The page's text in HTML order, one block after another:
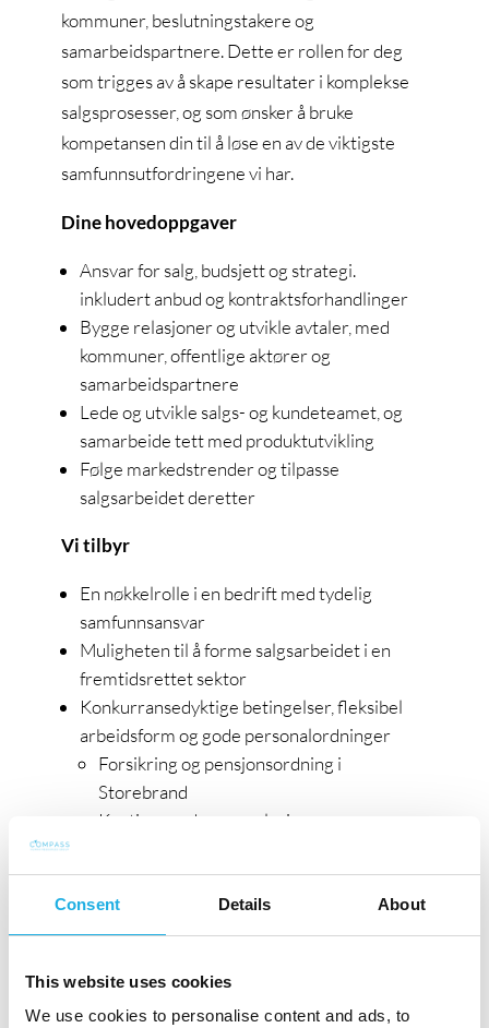
Consent Details About
This website uses cookies
We use cookies to personalise content and ads, to
kommuner, beslutningstakere og
samarbeidspartnere. Dette er rollen for deg
som trigges av å skape resultater i komplekse
salgsprosesser, og som ønsker å bruke
kompetansen din til å løse en av de viktigste
samfunnsutfordringene vi har.
Dine hovedoppgaver
Ansvar for salg, budsjett og strategi.
inkludert anbud og kontraktsforhandlinger
Bygge relasjoner og utvikle avtaler, med
kommuner, offentlige aktører og
samarbeidspartnere
Lede og utvikle salgs- og kundeteamet, og
samarbeide tett med produktutvikling
Følge markedstrender og tilpasse
salgsarbeidet deretter
Vi tilbyr
En nøkkelrolle i en bedrift med tydelig
samfunnsansvar
Muligheten til å forme salgsarbeidet i en
fremtidsrettet sektor
Konkurransedyktige betingelser, fleksibel
arbeidsform og gode personalordninger
Forsikring og pensjonsordning i
Storebrand
Kantine med personalpriser
Noe reisevirksomhet i Norge må påregnes
Vi ser etter deg som har
Relevant høyere utdanning og solid erfaring
fra strategisk og operativt salgsarbeid,